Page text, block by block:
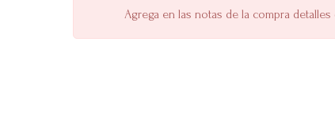
Agrega en las notas de la compra